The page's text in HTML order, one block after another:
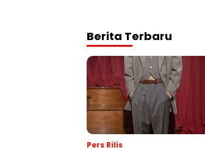
Berita Terbaru
Pers Rilis